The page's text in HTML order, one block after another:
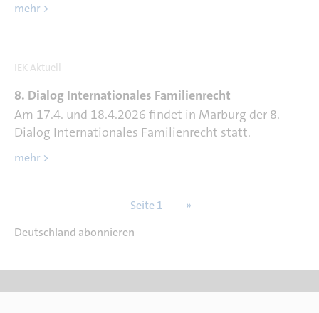
mehr >
IEK Aktuell
8. Dialog Internationales Familienrecht
Am 17.4. und 18.4.2026 findet in Marburg der 8.
Dialog Internationales Familienrecht statt.
mehr >
i
e
n
Seite 1
N
››
Deutschland abonnieren